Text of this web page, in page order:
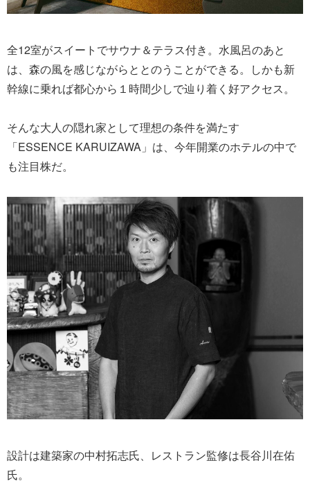
全12室がスイートでサウナ＆テラス付き。水風呂のあと
は、森の風を感じながらととのうことができる。しかも新
幹線に乗れば都心から１時間少しで辿り着く好アクセス。
そんな大人の隠れ家として理想の条件を満たす
「ESSENCE KARUIZAWA」は、今年開業のホテルの中で
も注目株だ。
設計は建築家の中村拓志氏、レストラン監修は長谷川在佑
氏。